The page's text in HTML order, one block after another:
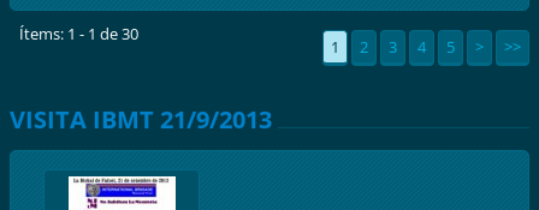
Ítems: 1 - 1 de 30
1 2 3 4 5 > >>
VISITA IBMT 21/9/2013